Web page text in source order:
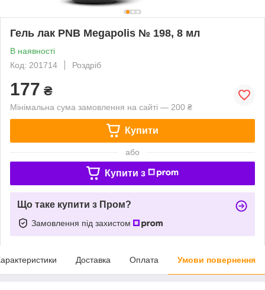
Гель лак PNB Megapolis № 198, 8 мл
В наявності
Код: 201714
Роздріб
177 ₴
Мінімальна сума замовлення на сайті — 200 ₴
Купити
або
Купити з
Що таке купити з Пром?
Замовлення під захистом
Доставка Оплата Умови повернення